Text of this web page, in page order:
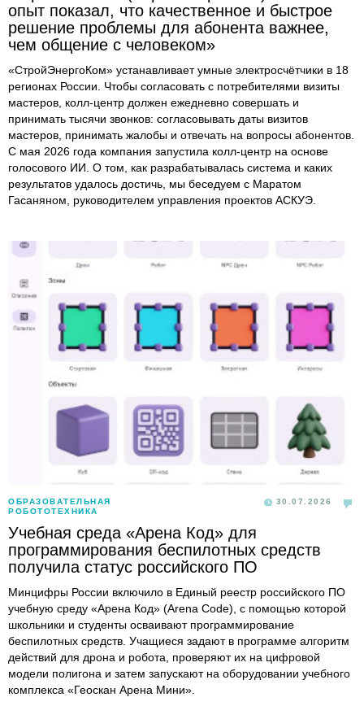
опыт показал, что качественное и быстрое
решение проблемы для абонента важнее,
чем общение с человеком»
«СтройЭнергоКом» устанавливает умные электросчётчики в 18
регионах России. Чтобы согласовать с потребителями визиты
мастеров, колл-центр должен ежедневно совершать и
принимать тысячи звонков: согласовывать даты визитов
мастеров, принимать жалобы и отвечать на вопросы абонентов.
С мая 2026 года компания запустила колл-центр на основе
голосового ИИ. О том, как разрабатывалась система и каких
результатов удалось достичь, мы беседуем с Маратом
Гасаняном, руководителем управления проектов АСКУЭ.
ОБРАЗОВАТЕЛЬНАЯ
РОБОТОТЕХНИКА
30.07.2026
Учебная среда «Арена Код» для
программирования беспилотных средств
получила статус российского ПО
Минцифры России включило в Единый реестр российского ПО
учебную среду «Арена Код» (Arena Code), с помощью которой
школьники и студенты осваивают программирование
беспилотных средств. Учащиеся задают в программе алгоритм
действий для дрона и робота, проверяют их на цифровой
модели полигона и затем запускают на оборудовании учебного
комплекса «Геоскан Арена Мини».